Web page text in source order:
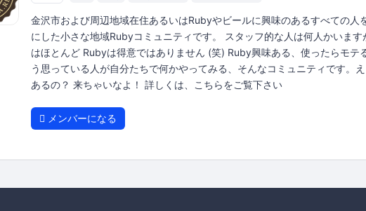
金沢市および周辺地域在住あるいはRubyやビールに興味のあるすべての人
にした小さな地域Rubyコミュニティです。 スタッフ的な人は何人かいます
はほとんど Rubyは得意ではありません (笑) Ruby興味ある、使ったらモテ
う思っている人が自分たちで何かやってみる、そんなコミュニティです。
あるの？ 来ちゃいなよ！ 詳しくは、こちらをご覧下さい
メンバーになる